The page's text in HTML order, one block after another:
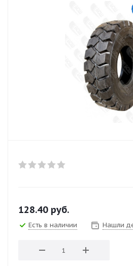
128.40 руб.
Есть в наличии Нашли